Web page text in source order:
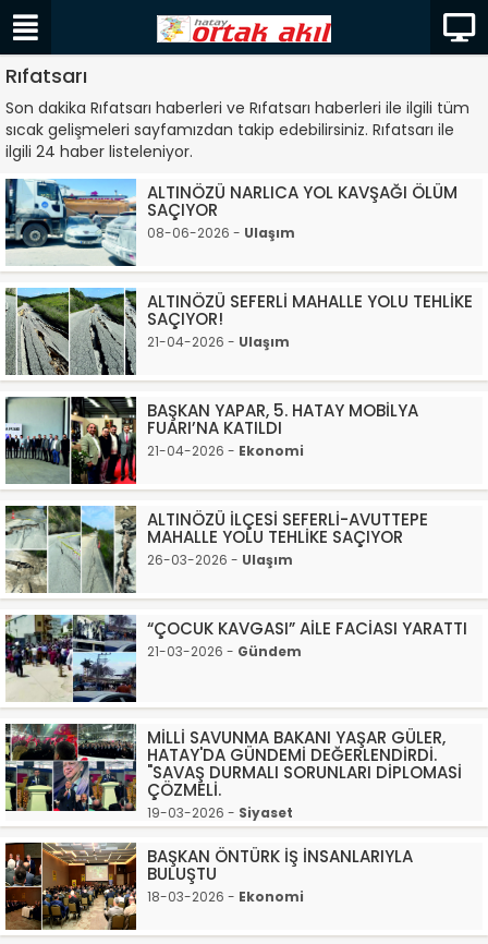
Rıfatsarı
Son dakika Rıfatsarı haberleri ve Rıfatsarı haberleri ile ilgili tüm
sıcak gelişmeleri sayfamızdan takip edebilirsiniz. Rıfatsarı ile
ilgili 24 haber listeleniyor.
ALTINÖZÜ NARLICA YOL KAVŞAĞI ÖLÜM
SAÇIYOR
08-06-2026 - Ulaşım
ALTINÖZÜ SEFERLİ MAHALLE YOLU TEHLİKE
SAÇIYOR!
21-04-2026 - Ulaşım
BAŞKAN YAPAR, 5. HATAY MOBİLYA
FUARI’NA KATILDI
21-04-2026 - Ekonomi
ALTINÖZÜ İLÇESİ SEFERLİ-AVUTTEPE
MAHALLE YOLU TEHLİKE SAÇIYOR
26-03-2026 - Ulaşım
“ÇOCUK KAVGASI” AİLE FACİASI YARATTI
21-03-2026 - Gündem
MİLLİ SAVUNMA BAKANI YAŞAR GÜLER,
HATAY'DA GÜNDEMİ DEĞERLENDİRDİ.
"SAVAŞ DURMALI SORUNLARI DİPLOMASİ
ÇÖZMELİ.
19-03-2026 - Siyaset
BAŞKAN ÖNTÜRK İŞ İNSANLARIYLA
BULUŞTU
18-03-2026 - Ekonomi